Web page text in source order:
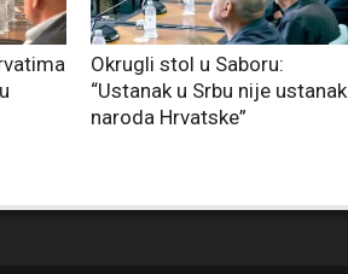
Okrugli stol u Saboru:
“Ustanak u Srbu nije ustanak
naroda Hrvatske”